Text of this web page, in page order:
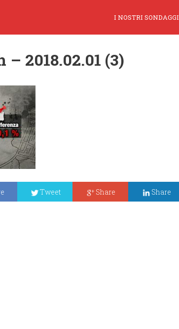
I NOSTRI SONDAGGI
2018.02.01 (3)
Tweet Share Share